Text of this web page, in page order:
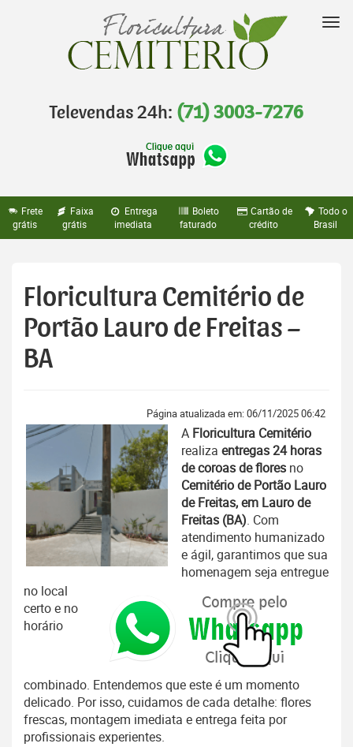
Televendas 24h: (71) 3003-7276
Frete
grátis
Faixa
grátis
Entrega
imediata
Boleto
faturado
Cartão de
crédito
Todo o
Brasil
Floricultura Cemitério de
Portão Lauro de Freitas –
BA
Página atualizada em: 06/11/2025 06:42
A Floricultura Cemitério
realiza entregas 24 horas
de coroas de flores no
Cemitério de Portão Lauro
de Freitas, em Lauro de
Freitas (BA). Com
atendimento humanizado
e ágil, garantimos que sua
homenagem seja entregue
no local
certo e no
horário
combinado. Entendemos que este é um momento
delicado. Por isso, cuidamos de cada detalhe: flores
frescas, montagem imediata e entrega feita por
profissionais experientes.